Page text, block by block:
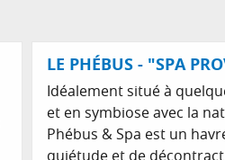
LE PHÉBUS - "SPA
Idéalement situé à
et en symbiose avec la
Phébus & Spa est un
quiétude et de